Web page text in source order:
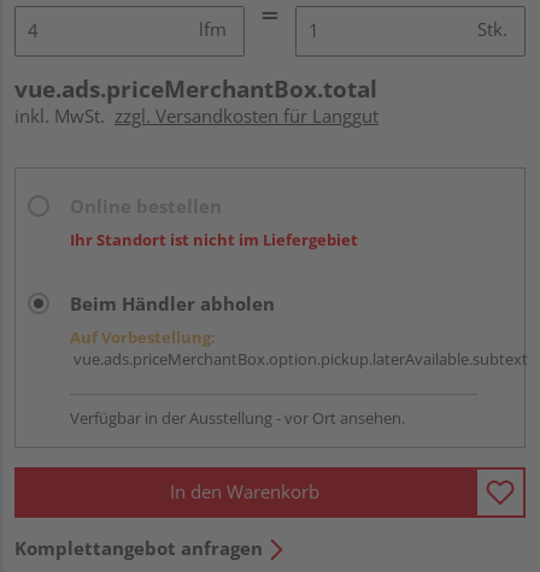
lfm Stk.
vue.ads.priceMerchantBox.total
inkl. MwSt. zzgl. Versandkosten für Langgut
Ihr Standort ist nicht im Liefergebiet
Beim Händler abholen
Auf Vorbestellung:
vue.ads.priceMerchantBox.option.pickup.laterAvailable.subtext
Verfügbar in der Ausstellung - vor Ort ansehen.
In den Warenkorb
Komplettangebot anfragen